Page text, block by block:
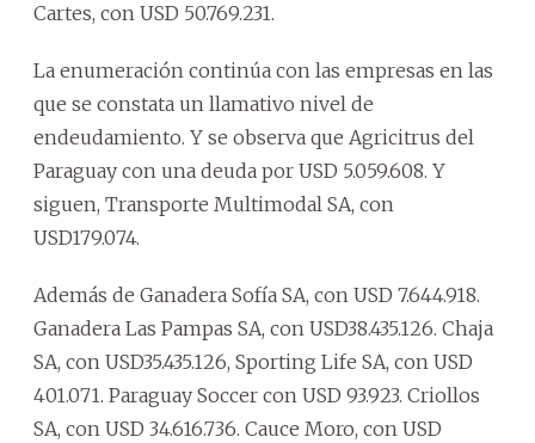
Cartes, con USD 50.769.231.
La enumeración continúa con las empresas en las
que se constata un llamativo nivel de
endeudamiento. Y se observa que Agricitrus del
Paraguay con una deuda por USD 5.059.608. Y
siguen, Transporte Multimodal SA, con
USD179.074.
Además de Ganadera Sofía SA, con USD 7.644.918.
Ganadera Las Pampas SA, con USD38.435.126. Chaja
SA, con USD35.435.126, Sporting Life SA, con USD
401.071. Paraguay Soccer con USD 93.923. Criollos
SA, con USD 34.616.736. Cauce Moro, con USD